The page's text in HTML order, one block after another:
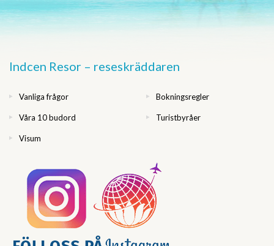
Indcen Resor – reseskräddaren
Vanliga frågor Bokningsregler
Våra 10 budord Turistbyråer
Visum